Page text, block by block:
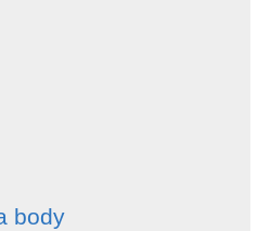
body